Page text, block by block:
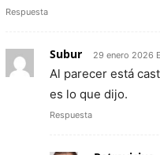
Respuesta
Subur 29 enero 2026
Al parecer está
es lo que dijo.
Respuesta